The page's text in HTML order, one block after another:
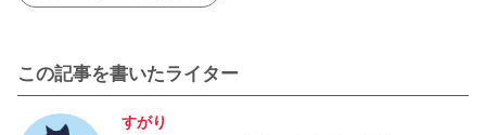
この記事を書いたライター
すがり